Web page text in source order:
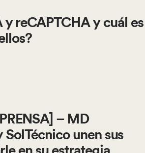
y reCAPTCHA y cuál es
– MD
unen sus